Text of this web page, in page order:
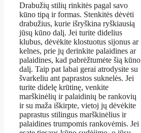
Drabužių stilių rinkitės pagal savo
kūno tipą ir formas. Stenkitės dėvėti
drabužius, kurie išryškina ryškiausią
jūsų kūno dalį. Jei turite didelius
klubus, dėvėkite klostuotus sijonus ar
kelnes, prie jų derinkite palaidines ar
palaidines, kad pabrėžtumėte šią kūno
dalį. Taip pat labai gerai atrodysite su
švarkeliu ant paprastos suknelės. Jei
turite didelę krūtinę, venkite
marškinėlių ir palaidinių be rankovių
ir su maža iškirpte, vietoj jų dėvėkite
paprastus stilingus marškinėlius ir
palaidines trumpomis rankovėmis. Jei